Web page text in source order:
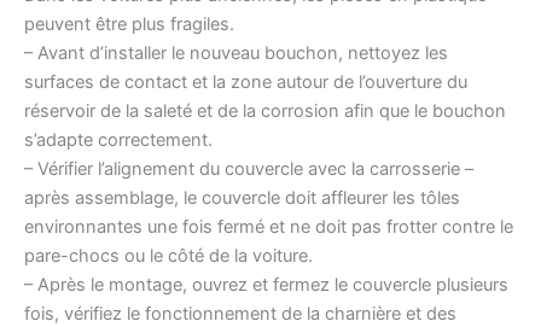
peuvent être plus fragiles.
– Avant d’installer le nouveau bouchon, nettoyez les
surfaces de contact et la zone autour de l’ouverture du
réservoir de la saleté et de la corrosion afin que le bouchon
s’adapte correctement.
– Vérifier l’alignement du couvercle avec la carrosserie –
après assemblage, le couvercle doit affleurer les tôles
environnantes une fois fermé et ne doit pas frotter contre le
pare-chocs ou le côté de la voiture.
– Après le montage, ouvrez et fermez le couvercle plusieurs
fois, vérifiez le fonctionnement de la charnière et des